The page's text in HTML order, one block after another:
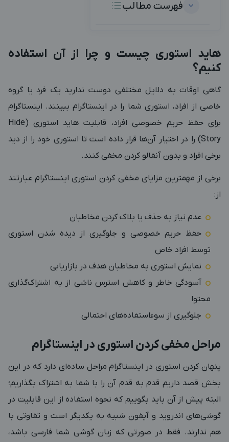
فهرست مطالب
هاید استوری چیست و چرا از آن استفاده
کنیم؟
گاهی اوقات به دلایل مختلفی دوست ندارید یک فرد یا گروه
خاصی از افراد، استوری شما را در اینستاگرام ببینند. اینستاگرام
برای حفظ حریم خصوصی افراد، قابلیت هاید استوری (Hide
Story) را در اختیار آن‌ها قرار داده است تا استوری خود را از دید
برخی افراد و بدون آنفالو کردن مخفی کنند.
برخی از مهمترین مزایای مخفی کردن استوری اینستاگرام عبارتند
از:
عدم نیاز به حذف یا بلاک کردن مخاطبان
حفظ حریم خصوصی و جلوگیری از دیده شدن استوری
توسط افراد خاص
نمایش استوری به مخاطبان هدف در بازاریابی
آسودگی خاطر و کاهش استرس ناشی از به اشتراک‌گذاری
محتوا
جلوگیری از سوءاستفاده‌های احتمالی
مراحل مخفی کردن استوری در اینستاگرام
پنهان کردن استوری در اینستاگرام مراحل ساده‌ای دارد که در این
بخش قصد داریم قدم به قدم آن را با شما به اشتراک بگذاریم؛
البته پیش از آن‌ باید بگوییم که نحوه استفاده از این قابلیت در
گوشی‌های اندروید و آیفون شبیه به یکدیگر است و تفاوتی با
هم ندارند. فقط در صورتی که زبان گوشی شما فارسی باشد،